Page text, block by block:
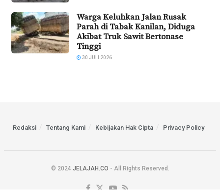
Warga Keluhkan Jalan Rusak
Parah di Tabak Kanilan, Diduga
Akibat Truk Sawit Bertonase
Tinggi
30 JULI 2026
Redaksi Tentang Kami Kebijakan Hak Cipta Privacy Policy
© 2024 JELAJAH.CO - All Rights Reserved.